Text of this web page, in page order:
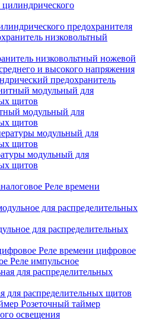
предохранителя
низковольтный ножевой
и высокого напряжения
предохранитель
модульный для
щитов
модульный для
щитов
Реле времени
для распределительных
Реле времени цифровое
Реле импульсное
для распределительных щитов
Розеточный таймер
освещения